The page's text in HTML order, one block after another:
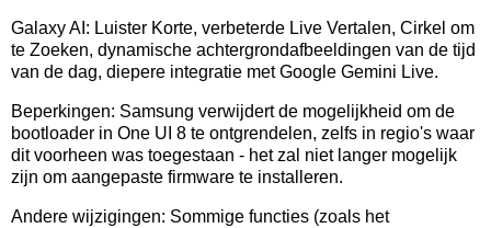
Galaxy AI: Luister Korte, verbeterde Live Vertalen, Cirkel om
te Zoeken, dynamische achtergrondafbeeldingen van de tijd
van de dag, diepere integratie met Google Gemini Live.
Beperkingen: Samsung verwijdert de mogelijkheid om de
bootloader in One UI 8 te ontgrendelen, zelfs in regio's waar
dit voorheen was toegestaan - het zal niet langer mogelijk
zijn om aangepaste firmware te installeren.
Andere wijzigingen: Sommige functies (zoals het